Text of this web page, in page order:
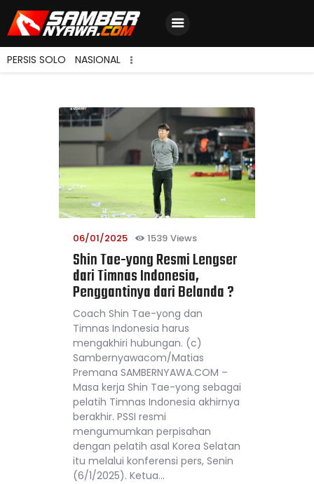
PERSIS SOLO NASIONAL
Berita Terbaru
Jadwal & Hasil
06/01/2025 1539 Views
Shin Tae-yong Resmi Lengser
dari Timnas Indonesia,
Penggantinya dari Belanda ?
Coach Shin Tae-yong dan
Timnas Indonesia harus
mengakhiri hubungan. (c)
Sambernyawacom/Matias
Premana SAMBERNYAWA.COM –
Masa kerja Shin Tae-yong sebagai
pelatih Timnas Indonesia akhirnya
berakhir. PSSI resmi
mengumumkan perpisahan
dengan pelatih asal Korea Selatan
itu melalui konferensi pers, Senin
(6/1/2025). Ketua…